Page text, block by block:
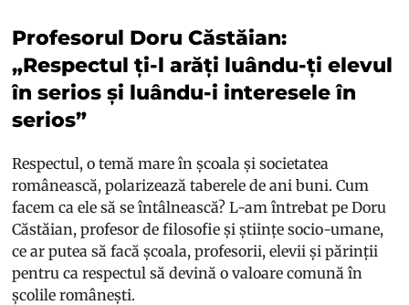
Profesorul Doru Căstăian:
„Respectul ți-l arăți luându-ți elevul
în serios și luându-i interesele în
serios”
Respectul, o temă mare în școala și societatea
românească, polarizează taberele de ani buni. Cum
facem ca ele să se întâlnească? L-am întrebat pe Doru
Căstăian, profesor de filosofie și științe socio-umane,
ce ar putea să facă școala, profesorii, elevii și părinții
pentru ca respectul să devină o valoare comună în
școlile românești.